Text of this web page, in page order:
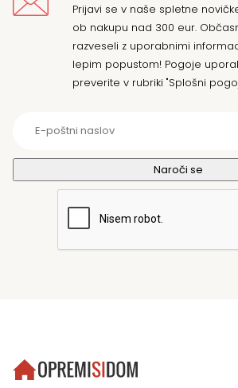
Prijavi se v naše spletne
ob nakupu nad 300 eur.
razveseli z uporabnimi
lepim popustom! Pogoje
preverite v rubriki "Splošni